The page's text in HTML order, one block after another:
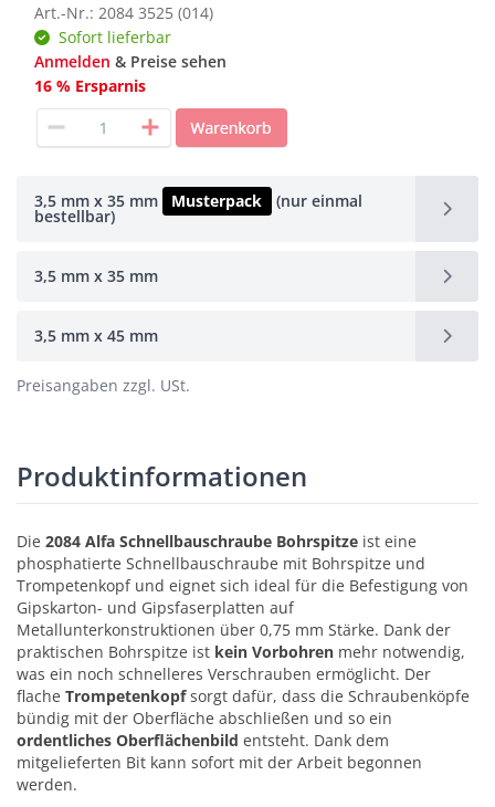
Art.-Nr.: 2084 3525 (014)
Sofort lieferbar
Anmelden & Preise sehen
16 % Ersparnis
3,5 mm x 35 mm Musterpack (nur einmal
bestellbar)
3,5 mm x 35 mm
3,5 mm x 45 mm
Preisangaben zzgl. USt.
Produktinformationen
Die 2084 Alfa Schnellbauschraube Bohrspitze ist eine
phosphatierte Schnellbauschraube mit Bohrspitze und
Trompetenkopf und eignet sich ideal für die Befestigung von
Gipskarton- und Gipsfaserplatten auf
Metallunterkonstruktionen über 0,75 mm Stärke. Dank der
praktischen Bohrspitze ist kein Vorbohren mehr notwendig,
was ein noch schnelleres Verschrauben ermöglicht. Der
flache Trompetenkopfsorgt dafür, dass die Schraubenköpfe
bündig mit der Oberfläche abschließen und so ein
ordentliches Oberflächenbild entsteht. Dank dem
mitgelieferten Bit kann sofort mit der Arbeit begonnen
werden.